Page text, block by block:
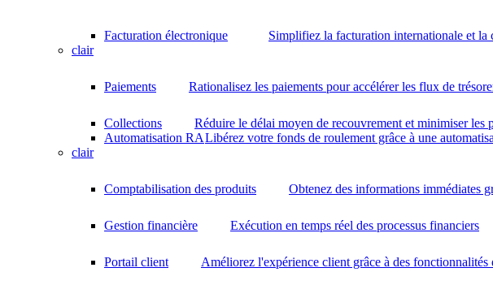
Facturation électronique
Simplifiez la facturation internationale et la
clair
Paiements Rationalisez les paiements pour accélérer les flux de
Collections
Réduire le délai moyen de recouvrement et minimiser les
Automatisation RALibérez votre fonds de roulement grâce à une
clair
Comptabilisation des produits Obtenez des informations immédiates
Gestion financière Exécution en temps réel des processus financiers
Portail client Améliorez l'expérience client grâce à des fonctionnalités